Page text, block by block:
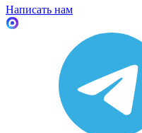
Написать нам